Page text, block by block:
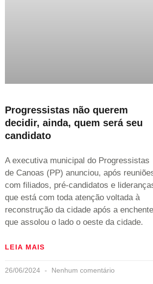
Progressistas não querem
decidir, ainda, quem será seu
candidato
A executiva municipal do Progressistas
de Canoas (PP) anunciou, após
com filiados, pré-candidatos e
que está com toda atenção voltada à
reconstrução da cidade após a enchente
que assolou o lado o oeste da cidade.
LEIA MAIS
26/06/2024 Nenhum comentário